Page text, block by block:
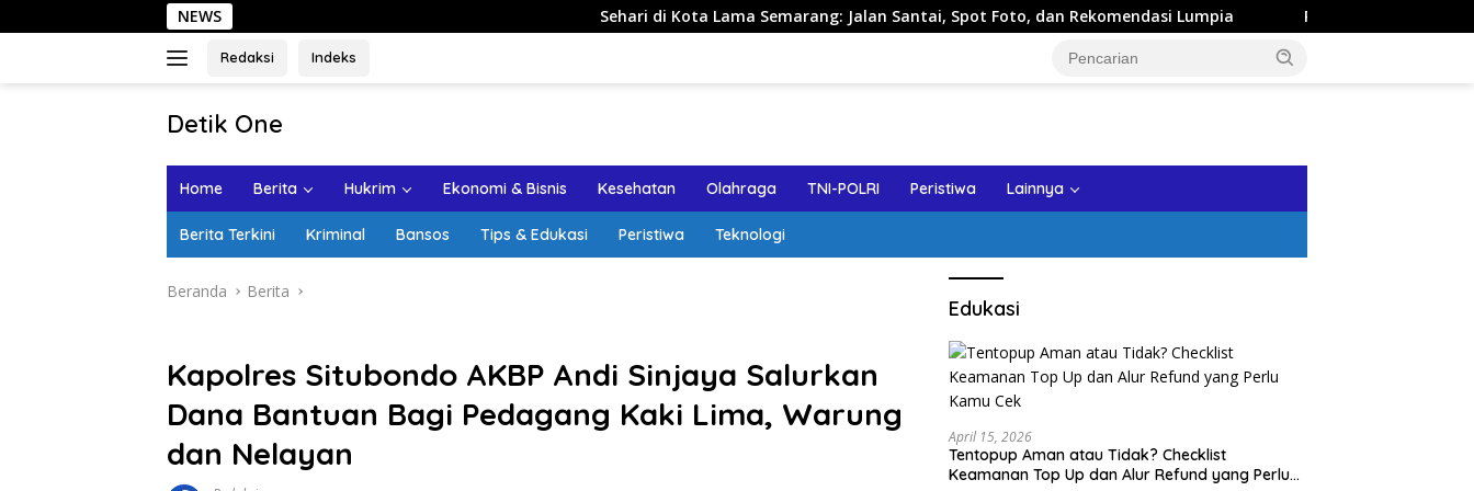
ke
NEWS Sehari di Kota Lama Semarang: Jalan Santai, Spot Foto, dan Rekomendasi Lumpia Panduan Wisata Keluarga ke Kota
Redaksi Indeks
Detik One
Ungkap
Home Berita Hukrim Ekonomi & Bisnis Kesehatan Olahraga TNI-POLRI Peristiwa Lainnya
Berita Terkini Kriminal Bansos Tips & Edukasi Peristiwa Teknologi
Beranda Berita
Kapolres Situbondo AKBP Andi Sinjaya Salurkan
Dana Bantuan Bagi Pedagang Kaki Lima, Warung
dan Nelayan
Edukasi
April 15, 2026
Tentopup Aman atau Tidak? Checklist
Keamanan Top Up dan Alur Refund yang Perlu